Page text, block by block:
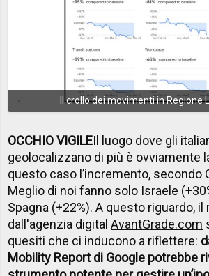
Il crollo dei movimenti in Regione
OCCHIO VIGILEIl luogo dove gli
geolocalizzano di più è ovviamente
questo caso l’incremento, secondo
Meglio di noi fanno solo Israele
Spagna (+22%). A questo riguardo,
dall'agenzia digitalAvantGrade.com
quesiti che ci inducono a riflettere:
Mobility Report di Google potrebbe